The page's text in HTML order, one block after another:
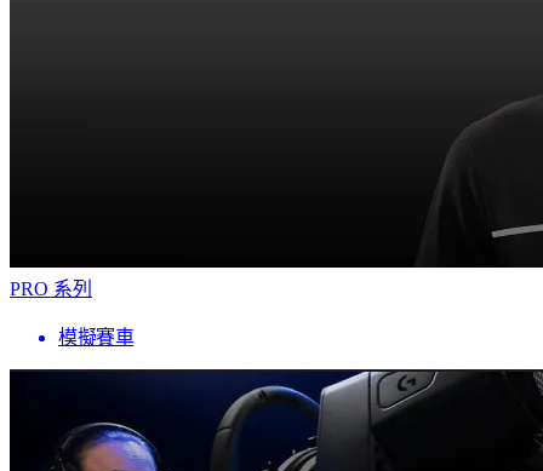
PRO 系列
模擬賽車